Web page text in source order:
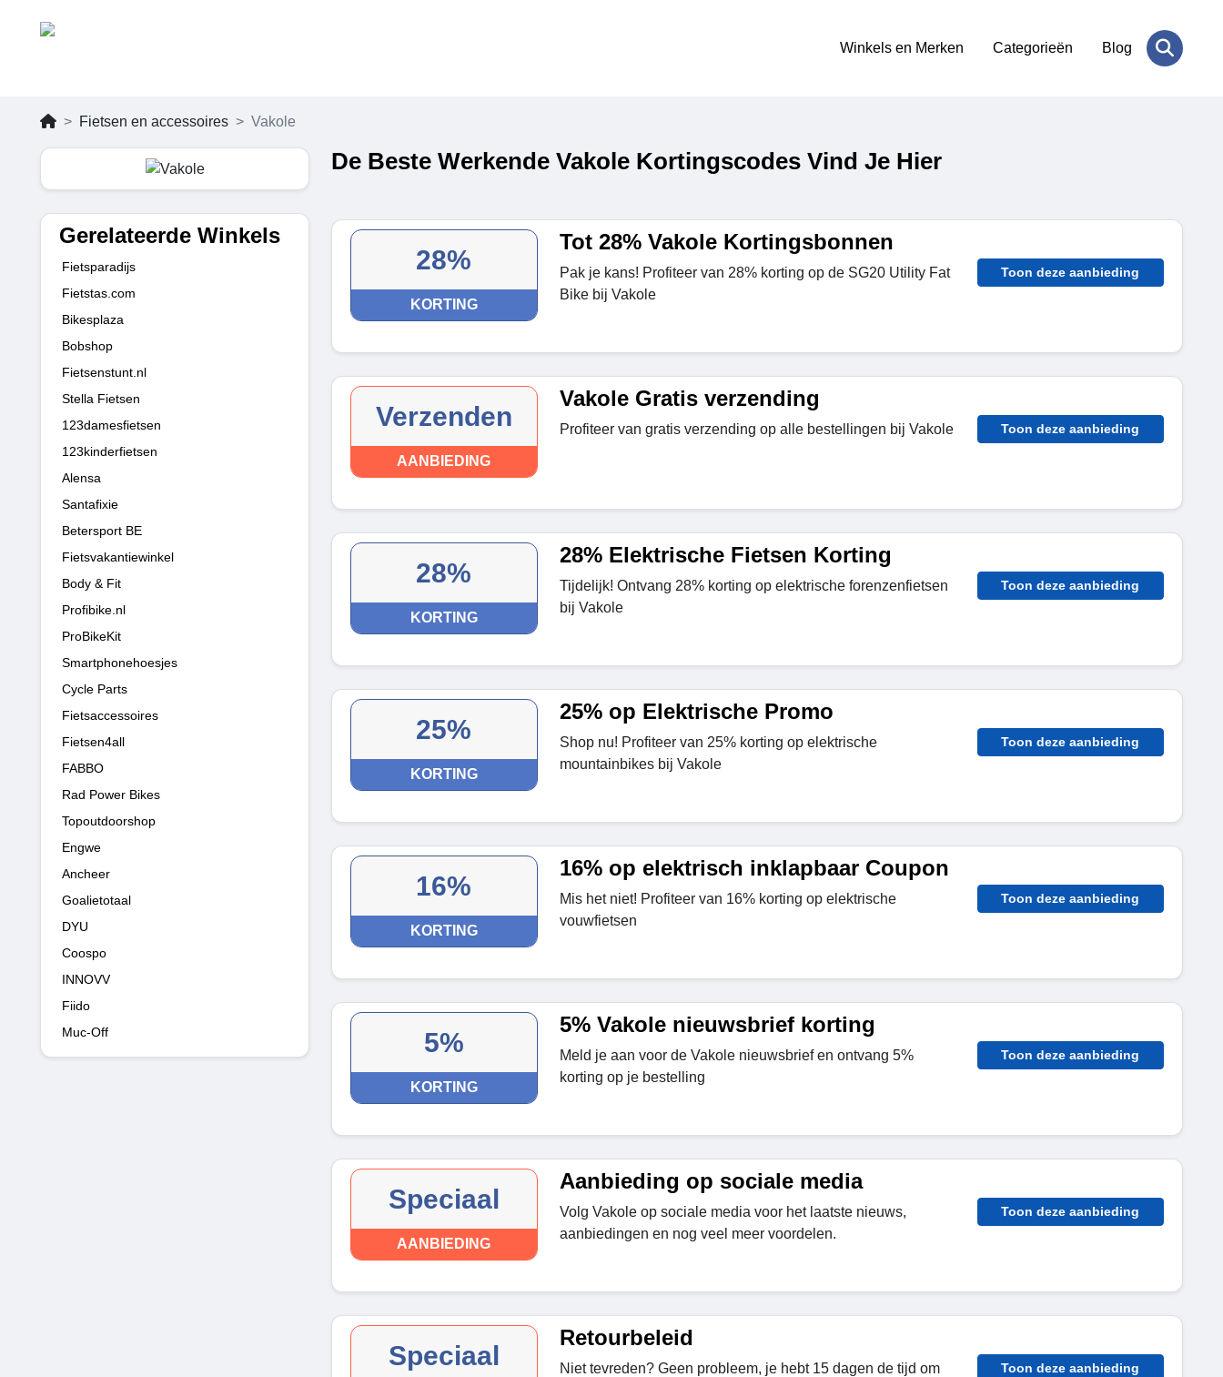
Winkels en Merken Categorieën Blog
Fietsen en accessoires Vakole
Gerelateerde Winkels
Fietsparadijs
Fietstas.com
Bikesplaza
Bobshop
Fietsenstunt.nl
Stella Fietsen
123damesfietsen
123kinderfietsen
Alensa
Santafixie
Betersport BE
Fietsvakantiewinkel
Body & Fit
Profibike.nl
ProBikeKit
Smartphonehoesjes
Cycle Parts
Fietsaccessoires
Fietsen4all
FABBO
Rad Power Bikes
Topoutdoorshop
Engwe
Ancheer
Goalietotaal
DYU
Coospo
INNOVV
Fiido
Muc-Off
De Beste Werkende Vakole Kortingscodes Vind Je Hier
28%
KORTING
Tot 28% Vakole Kortingsbonnen
Pak je kans! Profiteer van 28% korting op de SG20 Utility Fat
Bike bij Vakole
Toon deze aanbieding
Verzenden
AANBIEDING
Vakole Gratis verzending
Profiteer van gratis verzending op alle bestellingen bij Vakole Toon deze aanbieding
28%
KORTING
28% Elektrische Fietsen Korting
Tijdelijk! Ontvang 28% korting op elektrische forenzenfietsen
bij Vakole
Toon deze aanbieding
25%
KORTING
25% op Elektrische Promo
Shop nu! Profiteer van 25% korting op elektrische
mountainbikes bij Vakole
Toon deze aanbieding
16%
KORTING
16% op elektrisch inklapbaar Coupon
Mis het niet! Profiteer van 16% korting op elektrische
vouwfietsen
Toon deze aanbieding
5%
KORTING
5% Vakole nieuwsbrief korting
Meld je aan voor de Vakole nieuwsbrief en ontvang 5%
korting op je bestelling
Toon deze aanbieding
Speciaal
AANBIEDING
Aanbieding op sociale media
Volg Vakole op sociale media voor het laatste nieuws,
aanbiedingen en nog veel meer voordelen.
Toon deze aanbieding
Speciaal
Retourbeleid
Niet tevreden? Geen probleem, je hebt 15 dagen de tijd om
Toon deze aanbieding